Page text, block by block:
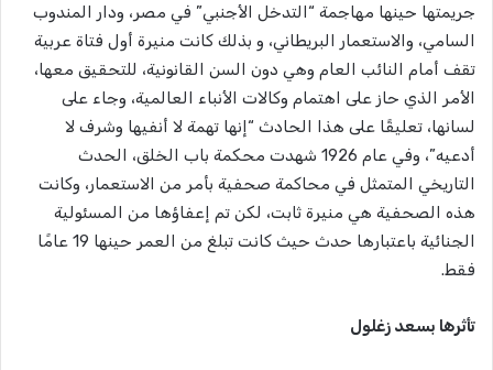
جريمتها حينها مهاجمة “التدخل الأجنبي” في مصر، ودار المندوب
السامي، والاستعمار البريطاني، و بذلك كانت منيرة أول فتاة عربية
تقف أمام النائب العام وهي دون السن القانونية، للتحقيق معها،
الأمر الذي حاز على اهتمام وكالات الأنباء العالمية، وجاء على
لسانها، تعليقًا على هذا الحادث “إنها تهمة لا أنفيها وشرف لا
أدعيه”، وفي عام 1926 شهدت محكمة باب الخلق، الحدث
التاريخي المتمثل في محاكمة صحفية بأمر من الاستعمار، وكانت
هذه الصحفية هي منيرة ثابت، لكن تم إعفاؤها من المسئولية
الجنائية باعتبارها حدث حيث كانت تبلغ من العمر حينها 19 عامًا
فقط.
تأثرها بسعد زغلول